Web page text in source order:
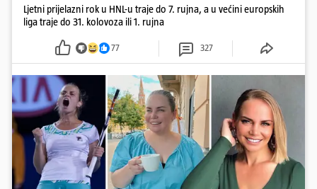
Ljetni prijelazni rok u HNL-u traje do 7. rujna, a u većini europskih
liga traje do 31. kolovoza ili 1. rujna
77 327